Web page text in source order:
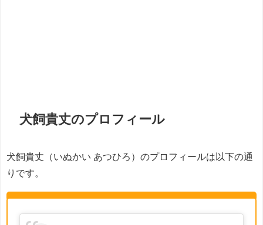
犬飼貴丈のプロフィール
犬飼貴丈（いぬかい あつひろ）のプロフィールは以下の通
りです。